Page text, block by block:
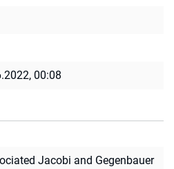
00:08
Jacobi and Gegenbauer